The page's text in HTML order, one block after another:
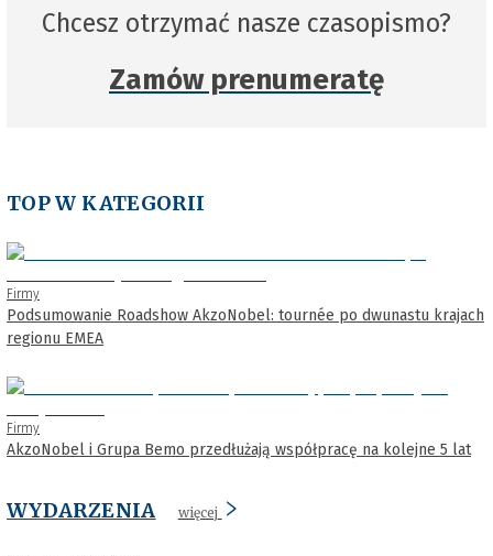
Chcesz otrzymać nasze czasopismo?
Zamów prenumeratę
TOP W KATEGORII
Firmy
Podsumowanie Roadshow AkzoNobel: tournée po dwunastu krajach
regionu EMEA
Firmy
AkzoNobel i Grupa Bemo przedłużają współpracę na kolejne 5 lat
WYDARZENIA więcej